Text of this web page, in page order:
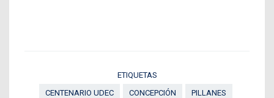
ETIQUETAS
CENTENARIO UDEC
CONCEPCIÓN PILLANES